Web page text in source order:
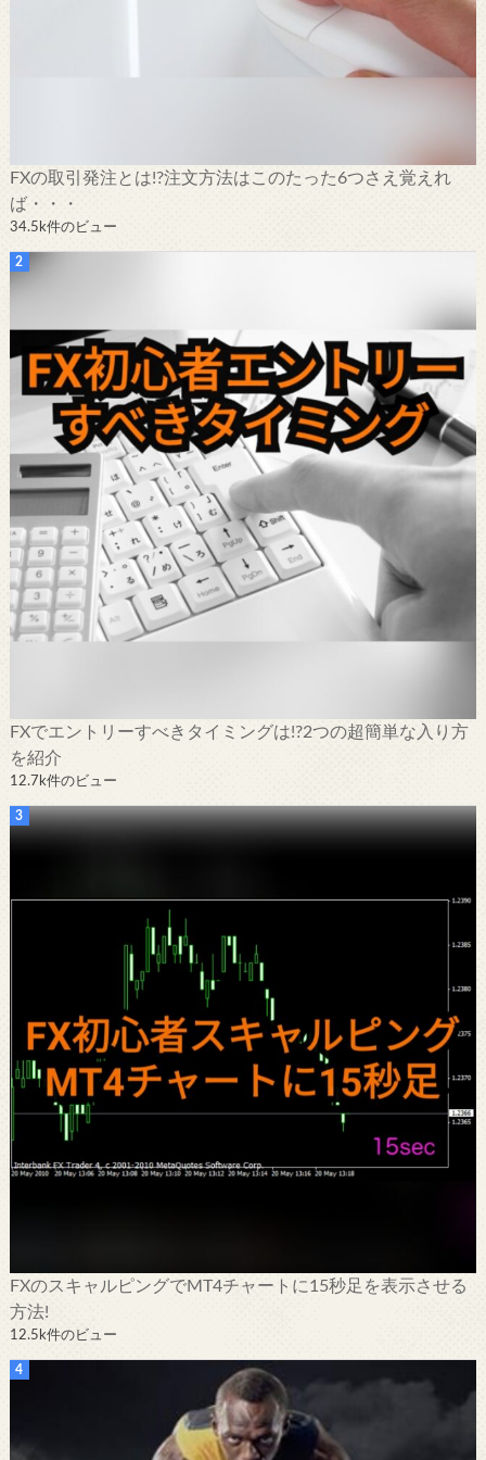
FXの取引発注とは!?注文方法はこのたった6つさえ覚えれ
ば・・・
34.5k件のビュー
FXでエントリーすべきタイミングは!?2つの超簡単な入り方
を紹介
12.7k件のビュー
FXのスキャルピングでMT4チャートに15秒足を表示させる
方法!
12.5k件のビュー